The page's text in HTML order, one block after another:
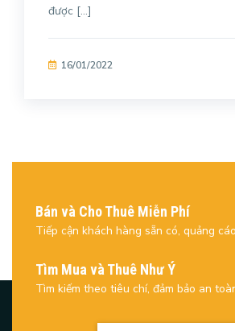
được […]
16/01/2022
Bán và Cho Thuê Miễn Phí
Tiếp cận khách hàng sẵn có, quảng
Tìm Mua và Thuê Như Ý
Tìm kiếm theo tiêu chí, đảm bảo an